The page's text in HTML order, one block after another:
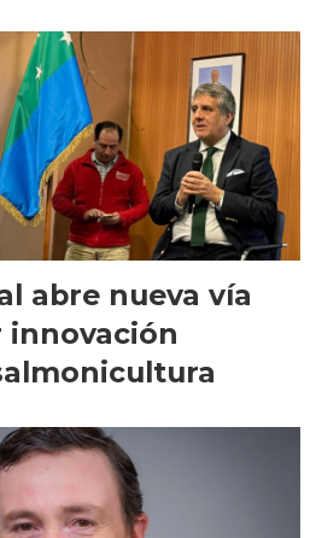
abre nueva vía
innovación